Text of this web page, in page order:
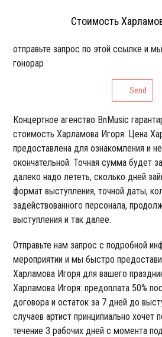
Стоимость
отправьте запрос по этой ссылке и
гонорар
Send
Концертное агенство BnMusic
стоимость Харламова Игоря. Цена
предоставлена для ознакомления и
окончательной. Точная сумма будет
далеко надо лететь, сколько дней
формат выступления, точной даты,
задействованного персонала,
выступления и так далее.
Отправьте нам запрос с подробной
мероприятии и мы быстро
Харламова Игоря для вашего
Харламова Игоря: предоплата 50%
договора и остаток за 7 дней до
случаев артист принципиально хочет
течение 3 рабочих дней с момента